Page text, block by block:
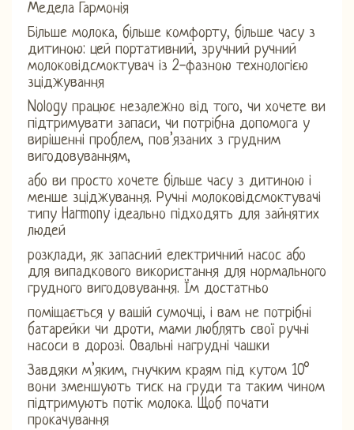
Медела Гармонія
Більше молока, більше комфорту, більше часу з
дитиною: цей портативний, зручний ручний
молоковідсмоктувач із 2-фазною технологією
зціджування
Nology працює незалежно від того, чи хочете ви
підтримувати запаси, чи потрібна допомога у
вирішенні проблем, пов’язаних з грудним
вигодовуванням,
або ви просто хочете більше часу з дитиною і
менше зціджування. Ручні молоковідсмоктувачі
типу Harmony ідеально підходять для зайнятих
людей
розклади, як запасний електричний насос або
для випадкового використання для нормального
грудного вигодовування. Їм достатньо
поміщається у вашій сумочці, і вам не потрібні
батарейки чи дроти, мами люблять свої ручні
насоси в дорозі. Овальні нагрудні чашки
Завдяки м’яким, гнучким краям під кутом 10°
вони зменшують тиск на груди та таким чином
підтримують потік молока. Щоб почати
прокачування